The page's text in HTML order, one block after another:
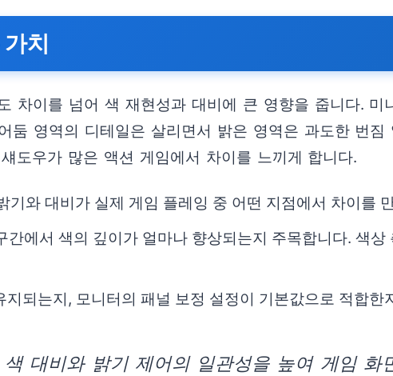
치
차이를 넘어 색 재현성과 대비에 큰 영향을 줍니다.
영역의 디테일은 살리면서 밝은 영역은 과도한 번짐
도우가 많은 액션 게임에서 차이를 느끼게 합니다.
와 대비가 실제 게임 플레잉 중 어떤 지점에서 차이를
에서 색의 깊이가 얼마나 향상되는지 주목합니다. 색상
되는지, 모니터의 패널 보정 설정이 기본값으로 적합한
대비와 밝기 제어의 일관성을 높여 게임 화